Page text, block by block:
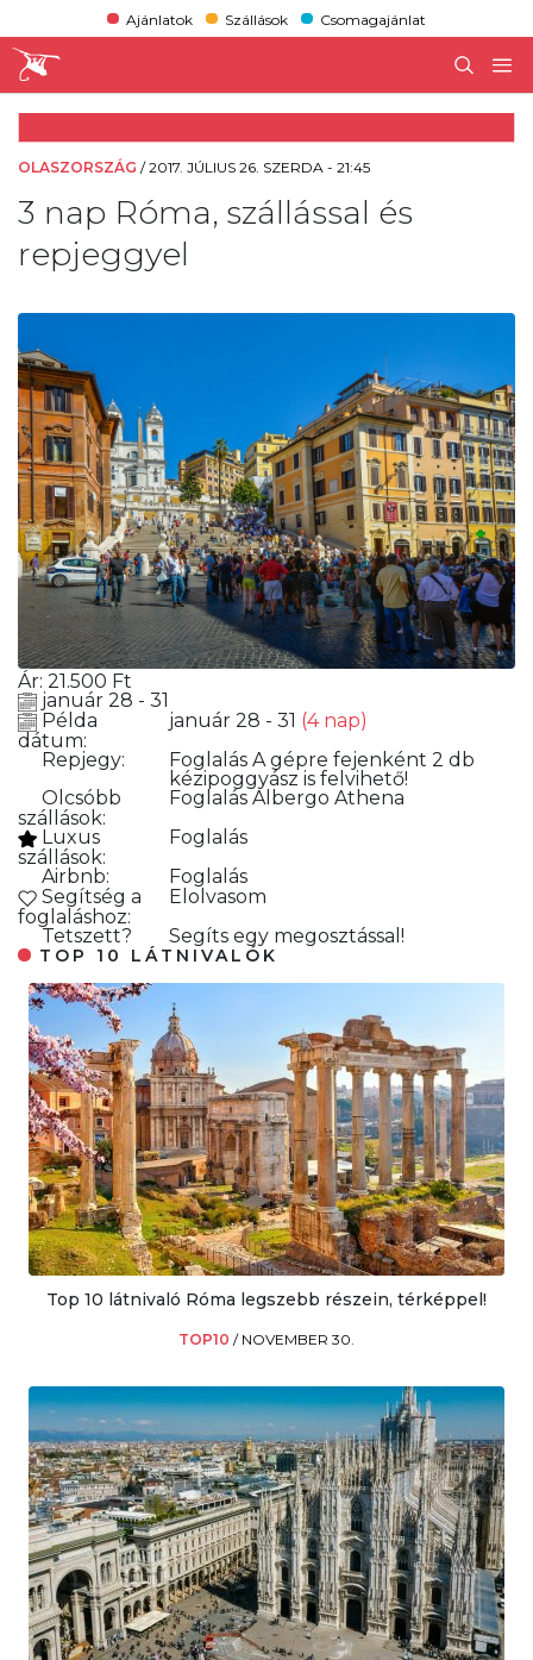
Ajánlatok Szállások Csomagajánlat
OLASZORSZÁG /2017. JÚLIUS 26. SZERDA - 21:45
3 nap Róma, szállással és
repjeggyel
Ár: 21.500 Ft
január 28 - 31
Példa
dátum:
január 28 - 31 (4 nap)
Repjegy:
Foglalás A gépre fejenként 2 db
kézipoggyász is felvihető!
Olcsóbb
szállások:
Foglalás Albergo Athena
Luxus
szállások:
Foglalás
Airbnb:
Foglalás
Segítség a
foglaláshoz:
Elolvasom
Tetszett?
Segíts egy megosztással!
TOP 10 LÁTNIVALÓK
Top 10 látnivaló Róma legszebb részein, térképpel!
TOP10 / NOVEMBER 30.